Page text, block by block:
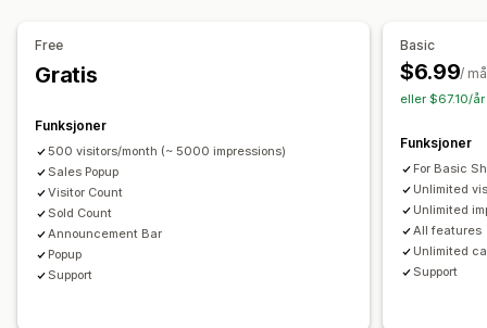
Maler
Automasjoner
Rapportering
Analyse
Free
Gratis
Funksjoner
500 visitors/month (~ 5000 impressions)
Sales Popup
Visitor Count
Sold Count
Announcement Bar
Popup
Support
Basic
$6.99/
eller $67.10/
Funksjoner
For Basic
Unlimited
Unlimited
All features
Unlimited
Support